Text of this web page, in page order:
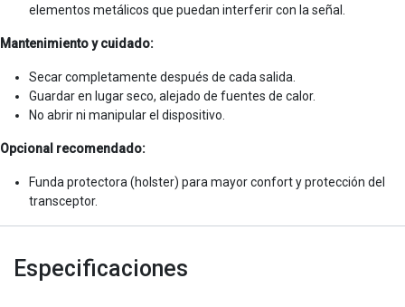
elementos metálicos que puedan interferir con la señal.
Mantenimiento y cuidado:
Secar completamente después de cada salida.
Guardar en lugar seco, alejado de fuentes de calor.
No abrir ni manipular el dispositivo.
Opcional recomendado:
Funda protectora (holster) para mayor confort y protección del
transceptor.
Especificaciones